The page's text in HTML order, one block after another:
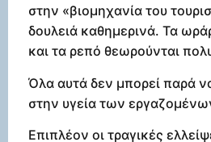
στην «βιομηχανία του
δουλειά καθημερινά. Τα
και τα ρεπό θεωρούνται
Όλα αυτά δεν μπορεί παρά
στην υγεία των
Επιπλέον οι τραγικές